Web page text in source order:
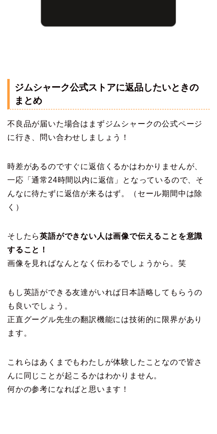
ジムシャーク公式ストアに返品したいときの
まとめ
不良品が届いた場合はまずジムシャークの公式ページ
に行き、問い合わせしましょう！
時差があるのですぐに返信くるかはわかりませんが、
一応「通常24時間以内に返信」となっているので、そ
んなに待たずに返信が来るはず。（セール期間中は除
く）
そしたら英語ができない人は画像で伝えることを意識
すること！
画像を見ればなんとなく伝わるでしょうから。笑
もし英語ができる友達がいれば日本語略してもらうの
も良いでしょう。
正直グーグル先生の翻訳機能には技術的に限界があり
ます。
これらはあくまでもわたしが体験したことなので皆さ
んに同じことが起こるかはわかりません。
何かの参考になればと思います！